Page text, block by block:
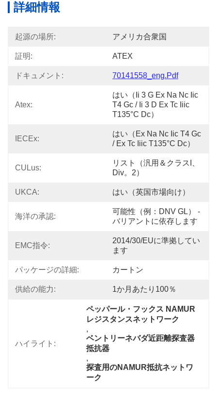
詳細情報
起源の場所: アメリカ合衆国
証明: ATEX
ドキュメント: 70141558_eng.pdf
Atex:
はい（ii 3 G Ex Na Nc Iic
T4 Gc / Ii 3 D Ex Tc Iiic
T135°C Dc）
IECEx:
はい（ex Na Nc Iic T4 Gc
/ Ex Tc Iiic T135°C Dc）
CULus:
リスト（汎用＆クラスI、
Div。2）
UKCA: はい（英国市場向け）
海洋の承認:
可能性（例：DNV GL） -
バリアントに依存します
EMC指令:
2014/30/EUに準拠してい
ます
パッケージの詳細: カートン
供給の能力: 1か月あたり100％
ハイライト:
ペッパール・フックス NAMUR
レジスタンスネットワーク
,
ベントリーネバダ近距離探査器
抵抗器
,
探査用のNAMUR抵抗ネットワ
ーク